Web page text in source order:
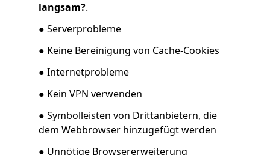
langsam?.
● Serverprobleme
● Keine Bereinigung von Cache-Cookies
● Internetprobleme
● Kein VPN verwenden
● Symbolleisten von Drittanbietern, die
dem Webbrowser hinzugefügt werden
● Unnötige Browsererweiterung